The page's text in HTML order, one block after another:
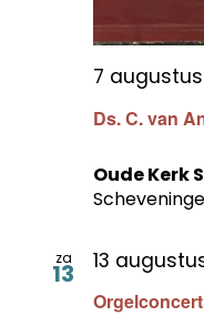
Ds. C. van
7 augustus
Oude Kerk
za
13
Orgelconcert
13